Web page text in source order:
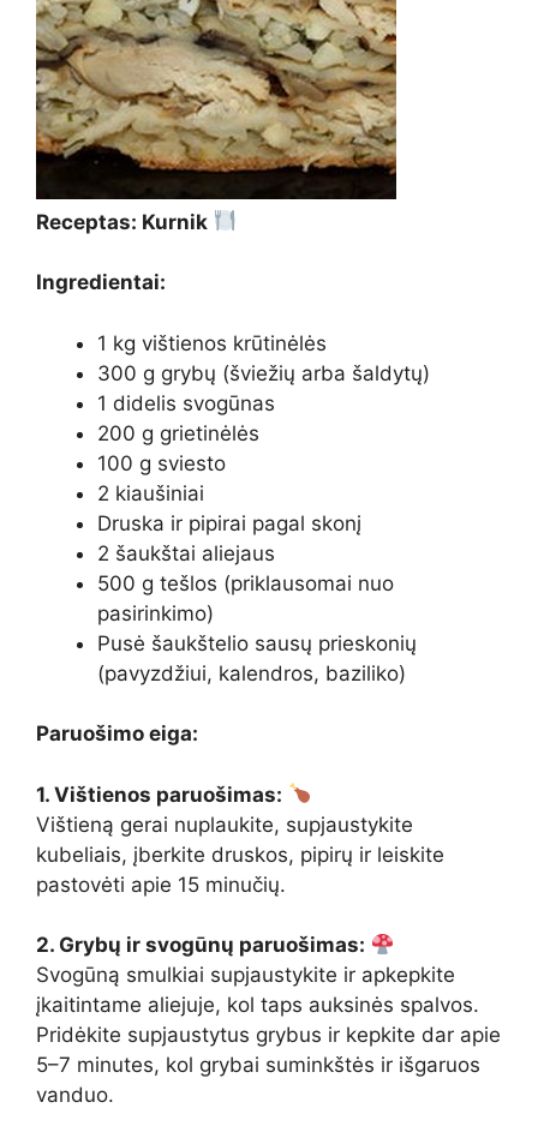
Receptas: Kurnik
Ingredientai:
1 kg vištienos krūtinėlės
300 g grybų (šviežių arba šaldytų)
1 didelis svogūnas
200 g grietinėlės
100 g sviesto
2 kiaušiniai
Druska ir pipirai pagal skonį
2 šaukštai aliejaus
500 g tešlos (priklausomai nuo
pasirinkimo)
Pusė šaukštelio sausų prieskonių
(pavyzdžiui, kalendros, baziliko)
Paruošimo eiga:
1. Vištienos paruošimas:
Vištieną gerai nuplaukite, supjaustykite
kubeliais, įberkite druskos, pipirų ir leiskite
pastovėti apie 15 minučių.
2. Grybų ir svogūnų paruošimas:
Svogūną smulkiai supjaustykite ir apkepkite
įkaitintame aliejuje, kol taps auksinės spalvos.
Pridėkite supjaustytus grybus ir kepkite dar apie
5–7 minutes, kol grybai suminkštės ir išgaruos
vanduo.